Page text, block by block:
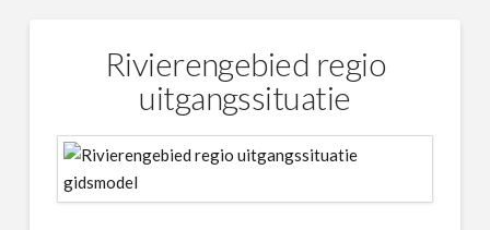
Rivierengebied regio
uitgangssituatie